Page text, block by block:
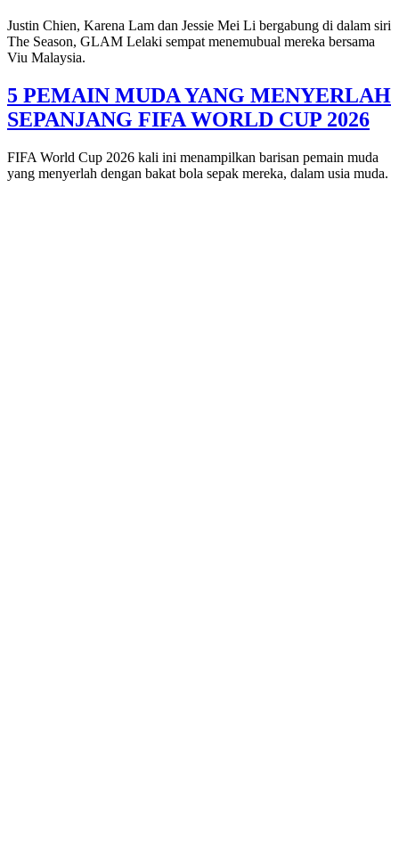
Justin Chien, Karena Lam dan Jessie Mei Li bergabung di dalam siri
The Season, GLAM Lelaki sempat menemubual mereka bersama
Viu Malaysia.
5 PEMAIN MUDA YANG MENYERLAH
SEPANJANG FIFA WORLD CUP 2026
FIFA World Cup 2026 kali ini menampilkan barisan pemain muda
yang menyerlah dengan bakat bola sepak mereka, dalam usia muda.